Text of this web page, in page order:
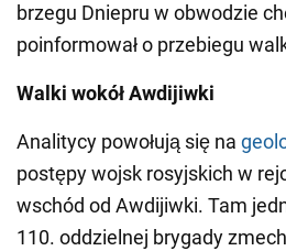
brzegu Dniepru w obwodzie
poinformował o przebiegu
Walki wokół Awdijiwki
Analitycy powołują się na
postępy wojsk rosyjskich w
wschód od Awdijiwki. Tam
110. oddzielnej brygady